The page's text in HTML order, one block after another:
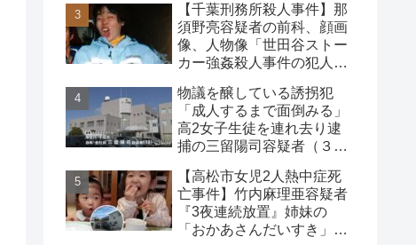
【千葉刑務所殺人事件】那
須野亮容疑者の前科、顔画
像、人物像「世田谷ストー
カー強姦殺人事件の犯人」
は？
物議を醸している誘拐犯
「成人するまで面倒みる」
高2女子生徒を連れ去り逮
捕の三留陽司容疑者（３
県】
【高松市女児2人熱中症死
亡事件】竹内麻理亜容疑者
『3夜連続放置』姉妹の
「おかあさんだいすき」折